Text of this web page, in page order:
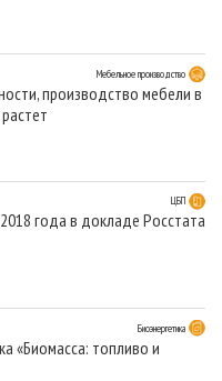
Мебельное производство
производство мебели в
ЦБП
года в докладе Росстата
Биоэнергетика
«Биомасса: топливо и